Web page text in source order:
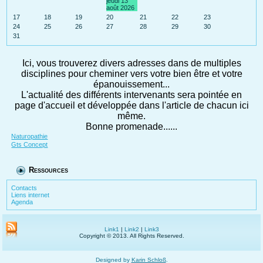
août 2026
17 18 19 20 21 22
23
24
25 26 27 28 29
30
31
Ici, vous trouverez divers adresses dans de multiples
disciplines pour cheminer vers votre bien être et votre
épanouissement...
L'actualité des différents intervenants sera pointée en
page d'accueil et développée dans l'article de chacun ici
même.
Bonne promenade......
Naturopathie
Gts Concept
Ressources
Contacts
Liens internet
Agenda
Link1 | Link2 | Link3
Copyright © 2013. All Rights Reserved.
Designed by Karin Schloß.